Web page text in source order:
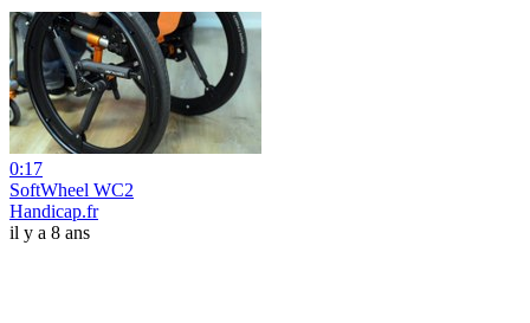
0:17
SoftWheel WC2
Handicap.fr
il y a 8 ans